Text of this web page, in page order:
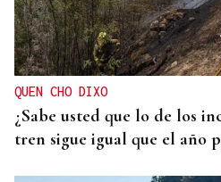
QUEN CHO DIXO
¿Sabe usted que lo de los
tren sigue igual que el año